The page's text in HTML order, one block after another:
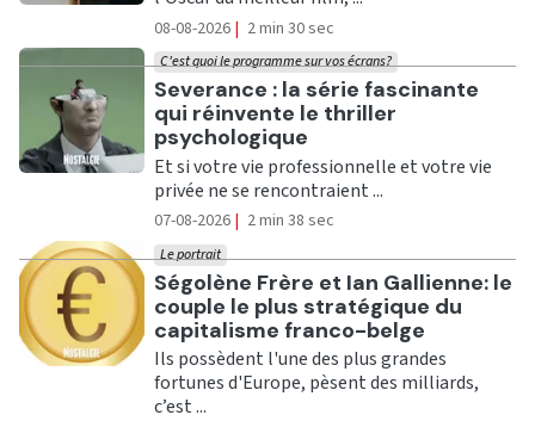
08-08-2026 | 2 min 30 sec
Ecouter
Severance : la série fascinante
qui réinvente le thriller
psychologique
C'est quoi le programme sur vos écrans?
Et si votre vie professionnelle et votre vie
privée ne se rencontraient ...
07-08-2026 | 2 min 38 sec
Ecouter
Ségolène Frère et Ian Gallienne: le
couple le plus stratégique du
capitalisme franco-belge
Le portrait
Ils possèdent l'une des plus grandes
fortunes d'Europe, pèsent des milliards,
c’est ...